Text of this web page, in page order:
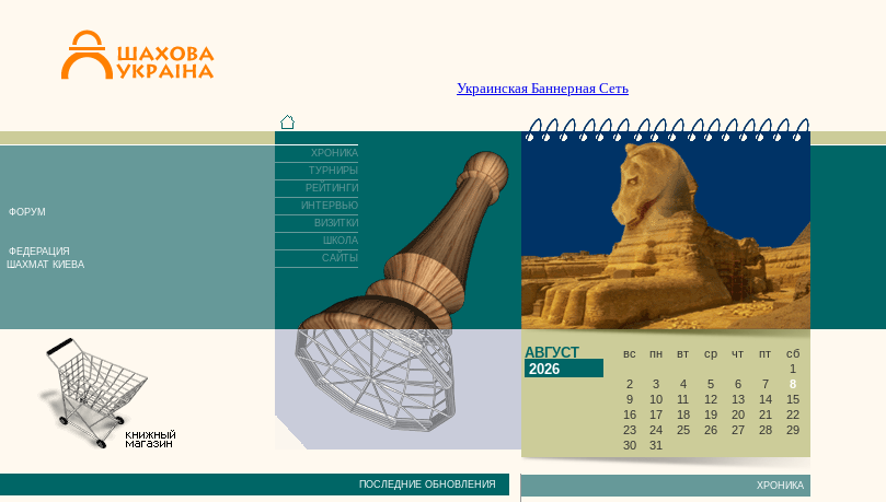
Украинская Баннерная Сеть
ФОРУМ
ФЕДЕРАЦИЯ
ШАХМАТ КИЕВА
ХРОНИКА
ТУРНИРЫ
РЕЙТИНГИ
ИНТЕРВЬЮ
ВИЗИТКИ
ШКОЛА
САЙТЫ
АВГУСТ
2026
вс пн вт ср чт пт
сб
1
2
3 4 5 6 7
8
9
10 11 12 13 14
15
16
17 18 19 20 21
22
23
24 25 26 27 28
29
30
31
ПОСЛЕДНИЕ ОБНОВЛЕНИЯ ХРОНИКА